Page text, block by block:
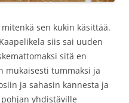
sen kukin käsittää.
siis sai uuden
sitä en
mukaisesti tummaksi ja
ja sahasin kannesta ja
yhdistäville